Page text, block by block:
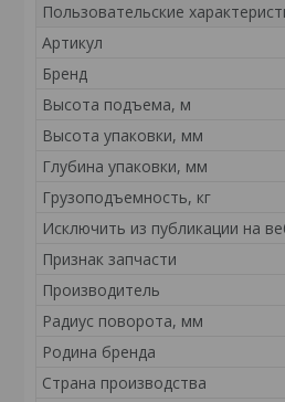
Пользовательские
Артикул
Бренд
Высота подъема, м
Высота упаковки, мм
Глубина упаковки, мм
Грузоподъемность, кг
Исключить из публикации на
Признак запчасти
Производитель
Радиус поворота, мм
Родина бренда
Страна производства